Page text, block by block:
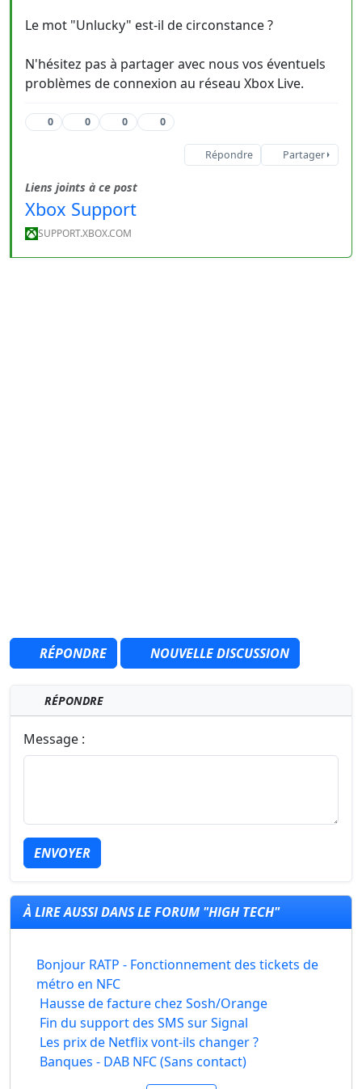
Le mot "Unlucky" est-il de circonstance ?
N'hésitez pas à partager avec nous vos éventuels
problèmes de connexion au réseau Xbox Live.
0 0 0 0
Répondre Partager
Liens joints à ce post
Xbox Support
SUPPORT.XBOX.COM
RÉPONDRE NOUVELLE DISCUSSION
RÉPONDRE
Message :
ENVOYER
À LIRE AUSSI DANS LE FORUM "HIGH TECH"
Bonjour RATP - Fonctionnement des tickets de
métro en NFC
Hausse de facture chez Sosh/Orange
Fin du support des SMS sur Signal
Les prix de Netflix vont-ils changer ?
Banques - DAB NFC (Sans contact)